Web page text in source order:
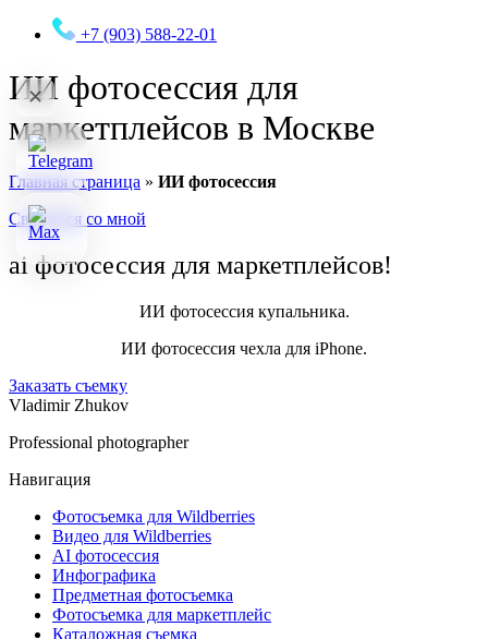
✕
+7 (903) 588-22-01
ИИ фотосессия для
маркетплейсов в Москве
Главная страница » ИИ фотосессия
Связаться со мной
ai фотосессия для маркетплейсов!
ИИ фотосессия купальника.
ИИ фотосессия чехла для iPhone.
Заказать съемку
Vladimir Zhukov
Professional photographer
Навигация
Фотосъемка для Wildberries
Видео для Wildberries
AI фотосессия
Инфографика
Предметная фотосъемка
Фотосъемка для маркетплейс
Каталожная съемка